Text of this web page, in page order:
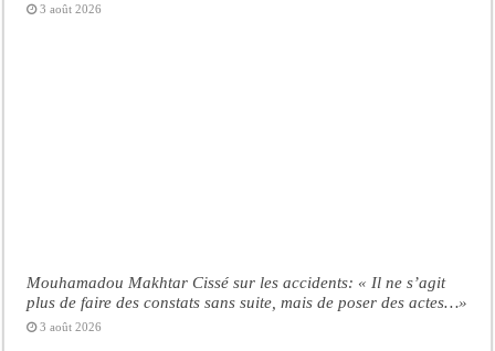
3 août 2026
Mouhamadou Makhtar Cissé sur les accidents: « Il ne s’agit
plus de faire des constats sans suite, mais de poser des actes…»
3 août 2026